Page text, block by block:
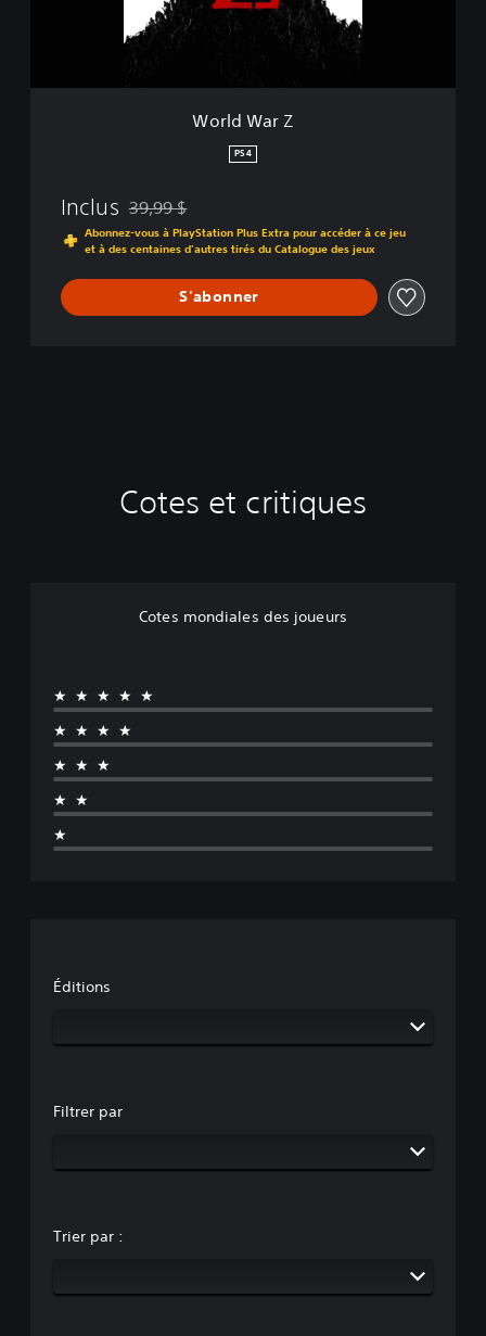
World War Z
PS4
Inclus Remise par rapport au prix d'origine de 39,99 $
39,99 $
Abonnez-vous à PlayStation Plus Extra pour accéder à ce jeu
et à des centaines d'autres tirés du Catalogue des jeux
S'abonner
Cotes et critiques
Cotes mondiales des joueurs
★★★★★
★★★★
★★★
★★
★
Éditions
Filtrer par
Trier par :